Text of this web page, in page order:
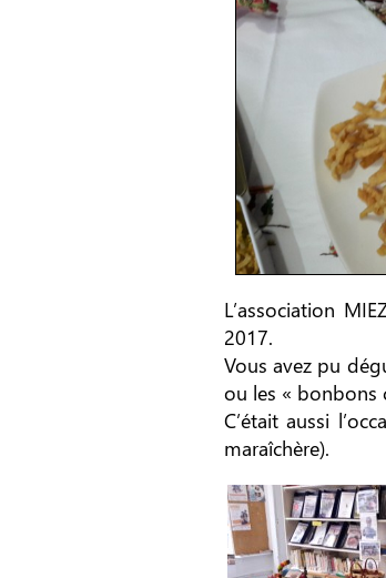
L’association
2017.
Vous avez pu
ou les « bonbons
C’était aussi
maraîchère).